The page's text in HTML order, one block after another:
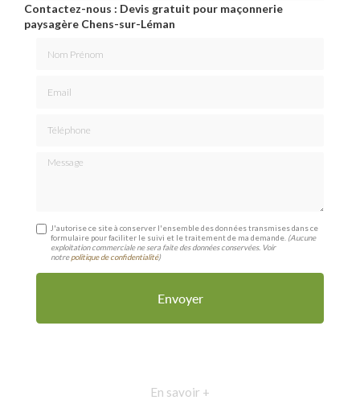
Contactez-nous : Devis gratuit pour maçonnerie
paysagère Chens-sur-Léman
Message
J'autorise ce site à conserver l'ensemble des données transmises dans ce
formulaire pour faciliter le suivi et le traitement de ma demande. (Aucune
exploitation commerciale ne sera faite des données conservées. Voir
notrepolitique de confidentialité)
En savoir +